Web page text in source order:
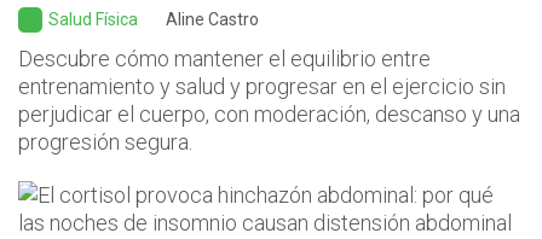
Salud Física Aline Castro
Descubre cómo mantener el equilibrio entre
entrenamiento y salud y progresar en el ejercicio sin
perjudicar el cuerpo, con moderación, descanso y una
progresión segura.